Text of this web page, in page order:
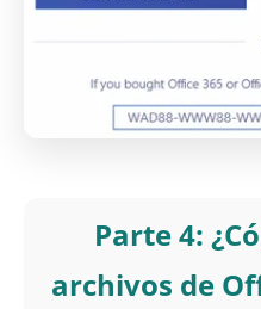
Parte 4:
archivos de